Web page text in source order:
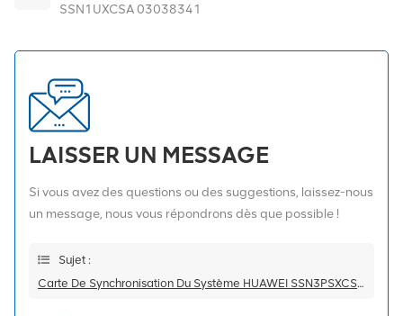
SSN1UXCSA 03038341
LAISSER UN MESSAGE
Si vous avez des questions ou des suggestions, laissez-nous
un message, nous vous répondrons dès que possible !
Sujet :
Carte De Synchronisation Du Système HUAWEI SSN3PSXCSA 03021ARY OSN3500